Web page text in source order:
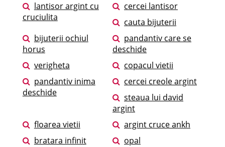
lantisor argint cu
cruciulita
cercei lantisor
cauta bijuterii
bijuterii ochiul
horus
pandantiv care se
deschide
verigheta
copacul vietii
pandantiv inima
deschide
cercei creole argint
steaua lui david
argint
floarea vietii
argint cruce ankh
bratara infinit
opal